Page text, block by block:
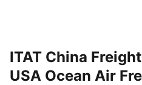
ITAT China
USA Ocean Air